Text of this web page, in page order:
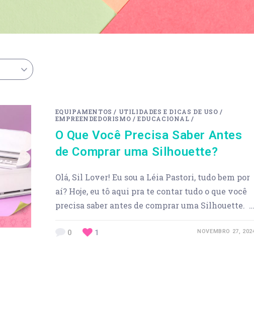
EQUIPAMENTOS / UTILIDADES E DICAS DE USO /
EMPREENDEDORISMO / EDUCACIONAL /
O Que Você Precisa Saber Antes
de Comprar uma Silhouette?
Olá, Sil Lover! Eu sou a Léia Pastori, tudo bem por
aí? Hoje, eu tô aqui pra te contar tudo o que você
precisa saber antes de comprar uma Silhouette. …
0 1 NOVEMBRO 27,